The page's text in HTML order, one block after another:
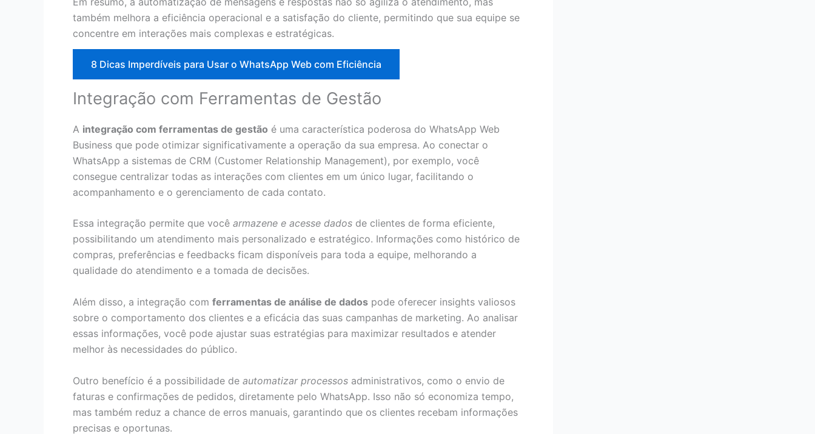
também melhora a eficiência operacional e a satisfação do cliente, permitindo que sua equipe se
concentre em interações mais complexas e estratégicas.
8 Dicas Imperdíveis para Usar o WhatsApp Web com Eficiência
Integração com Ferramentas de Gestão
A integração com ferramentas de gestão é uma característica poderosa do WhatsApp Web
Business que pode otimizar significativamente a operação da sua empresa. Ao conectar o
WhatsApp a sistemas de CRM (Customer Relationship Management), por exemplo, você
consegue centralizar todas as interações com clientes em um único lugar, facilitando o
acompanhamento e o gerenciamento de cada contato.
Essa integração permite que você armazene e acesse dados de clientes de forma eficiente,
possibilitando um atendimento mais personalizado e estratégico. Informações como histórico de
compras, preferências e feedbacks ficam disponíveis para toda a equipe, melhorando a
qualidade do atendimento e a tomada de decisões.
Além disso, a integração com ferramentas de análise de dados pode oferecer insights valiosos
sobre o comportamento dos clientes e a eficácia das suas campanhas de marketing. Ao analisar
essas informações, você pode ajustar suas estratégias para maximizar resultados e atender
melhor às necessidades do público.
Outro benefício é a possibilidade de automatizar processos administrativos, como o envio de
faturas e confirmações de pedidos, diretamente pelo WhatsApp. Isso não só economiza tempo,
mas também reduz a chance de erros manuais, garantindo que os clientes recebam informações
precisas e oportunas.